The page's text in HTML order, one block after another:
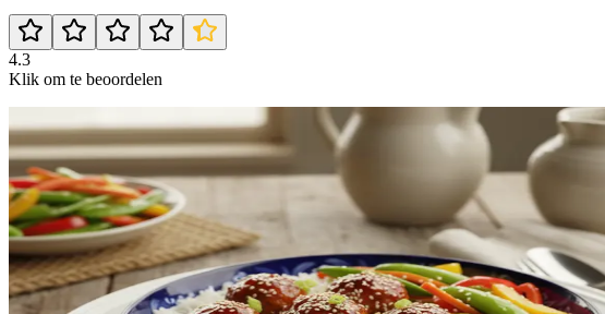
4.3
Klik om te beoordelen